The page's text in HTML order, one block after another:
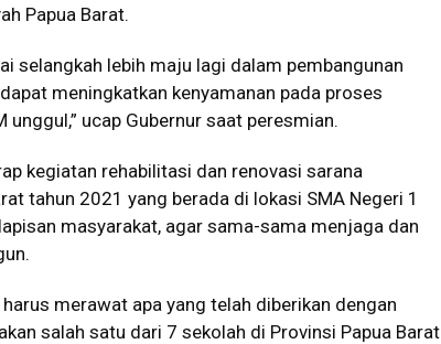
Papua Barat.
selangkah lebih maju lagi dalam pembangunan
meningkatkan kenyamanan pada proses
ucap Gubernur saat peresmian.
kegiatan rehabilitasi dan renovasi sarana
tahun 2021 yang berada di lokasi SMA Negeri 1
masyarakat, agar sama-sama menjaga dan
merawat apa yang telah diberikan dengan
salah satu dari 7 sekolah di Provinsi Papua Barat